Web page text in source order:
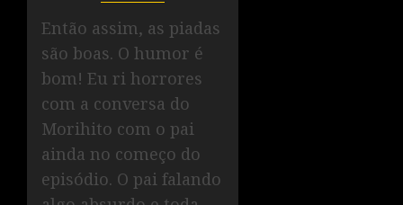
Então assim, as piadas
são boas. O humor é
bom! Eu ri horrores
com a conversa do
Morihito com o pai
ainda no começo do
episódio. O pai falando